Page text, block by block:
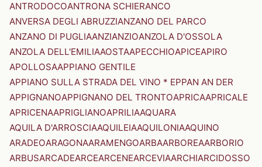
ANTRODOCOANTRONA SCHIERANCO
ANVERSA DEGLI ABRUZZIANZANO DEL PARCO
ANZANO DI PUGLIAANZIANZIOANZOLA D'OSSOLA
ANZOLA DELL'EMILIAAOSTAAPECCHIOAPICEAPIRO
APOLLOSAAPPIANO GENTILE
APPIANO SULLA STRADA DEL VINO * EPPAN AN DER
APPIGNANOAPPIGNANO DEL TRONTOAPRICAAPRICALE
APRICENAAPRIGLIANOAPRILIAAQUARA
AQUILA D'ARROSCIAAQUILEIAAQUILONIAAQUINO
ARADEOARAGONAARAMENGOARBAARBOREAARBORIO
ARBUSARCADEARCEARCENEARCEVIAARCHIARCIDOSSO